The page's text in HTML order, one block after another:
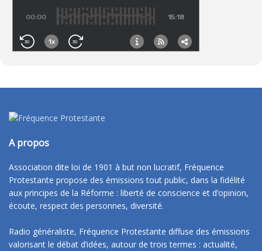
A propos
Association dite loi de 1901 à but non lucratif, Fréquence
Protestante propose des émissions tout public, dans la fidélité
aux principes de la Réforme : liberté de conscience et d’opinion,
écoute, respect des personnes, diversité.
Radio généraliste, Fréquence Protestante diffuse des émissions
valorisant le débat d’idées, autour de trois termes : actualité,